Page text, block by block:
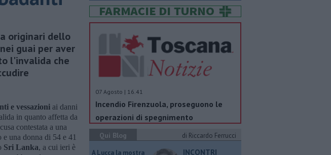
originari dello
guai per aver
l'invalida che
e vessazioni ai danni
in quanto affetta da
contestata a una
e una donna di 54 e 41
Sri Lanka, a cui ieri è
07 Agosto | 16.41
Incendio Firenzuola, proseguono le
operazioni di spegnimento
Qui Blog
di Riccardo Ferrucci
A Lucca la mostra
INCONTRI